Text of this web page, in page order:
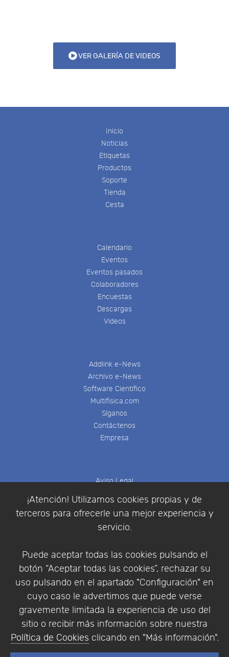
¡Atención! Utilizamos cookies propias y de
terceros para ofrecerle una mejor experiencia y
servicio.
Puede aceptar todas las cookies pulsando el
botón “Aceptar todas las cookies”, rechazar su
uso pulsando en el apartado "Configuración" en
cuyo caso le advertimos que puede verse
gravemente limitada la experiencia de uso del
sitio o recibir más información sobre nuestra
Política de Cookies clicando en "Más información".
VER GALERÍA DE VIDEOS
Inicio
Noticias
Etiquetas
Productos
Soporte
Tienda
Cesta
Calendario
Eventos
Eventos pasados
Colaboradores
Encuestas
Descargas
Videos
Addlink e-News
Archivo e-News
Software Científico
Multifisica.com
Síganos
Contáctenos
Empresa
Aviso Legal
Condiciones de compra
Identificarse
Empresa|Aviso Legal| Política de Privacidad |
Política de Cookies
© Copyright 1994 - 2026. Addlink Software
Científico, S.L.